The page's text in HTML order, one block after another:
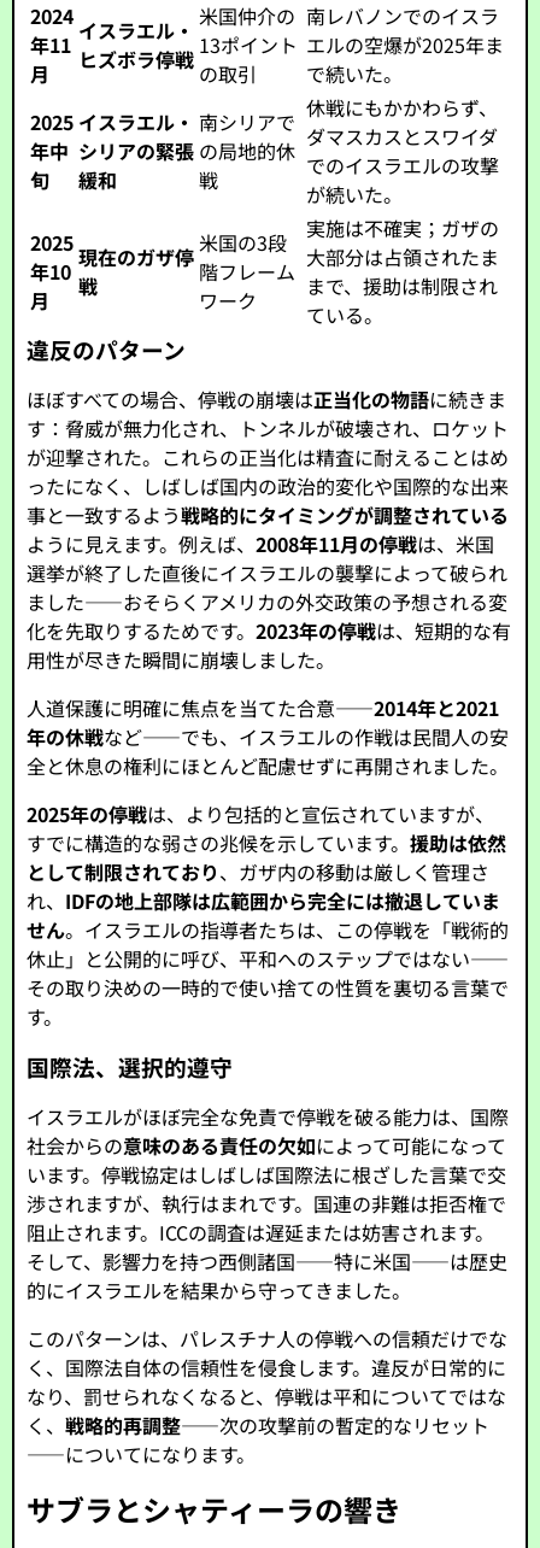
2024
年11
月
イスラエル・
ヒズボラ停戦
米国仲介の
13ポイント
の取引
南レバノンでのイスラ
エルの空爆が2025年ま
で続いた。
2025
年中
旬
イスラエル・
シリアの緊張
緩和
南シリアで
の局地的休
戦
休戦にもかかわらず、
ダマスカスとスワイダ
でのイスラエルの攻撃
が続いた。
2025
年10
月
現在のガザ停
戦
米国の3段
階フレーム
ワーク
実施は不確実；ガザの
大部分は占領されたま
まで、援助は制限され
ている。
違反のパターン
ほぼすべての場合、停戦の崩壊は正当化の物語に続きま
す：脅威が無力化され、トンネルが破壊され、ロケット
が迎撃された。これらの正当化は精査に耐えることはめ
ったになく、しばしば国内の政治的変化や国際的な出来
事と一致するよう戦略的にタイミングが調整されている
ように見えます。例えば、2008年11月の停戦は、米国
選挙が終了した直後にイスラエルの襲撃によって破られ
ました――おそらくアメリカの外交政策の予想される変
化を先取りするためです。2023年の停戦は、短期的な有
用性が尽きた瞬間に崩壊しました。
人道保護に明確に焦点を当てた合意――2014年と2021
年の休戦など――でも、イスラエルの作戦は民間人の安
全と休息の権利にほとんど配慮せずに再開されました。
2025年の停戦は、より包括的と宣伝されていますが、
すでに構造的な弱さの兆候を示しています。援助は依然
として制限されており、ガザ内の移動は厳しく管理さ
れ、 IDFの地上部隊は広範囲から完全には撤退していま
せん。イスラエルの指導者たちは、この停戦を「戦術的
休止」と公開的に呼び、平和へのステップではない――
その取り決めの一時的で使い捨ての性質を裏切る言葉で
す。
国際法、選択的遵守
イスラエルがほぼ完全な免責で停戦を破る能力は、国際
社会からの意味のある責任の欠如によって可能になって
います。停戦協定はしばしば国際法に根ざした言葉で交
渉されますが、執行はまれです。国連の非難は拒否権で
阻止されます。ICCの調査は遅延または妨害されます。
そして、影響力を持つ西側諸国――特に米国――は歴史
的にイスラエルを結果から守ってきました。
このパターンは、パレスチナ人の停戦への信頼だけでな
く、国際法自体の信頼性を侵食します。違反が日常的に
なり、罰せられなくなると、停戦は平和についてではな
く、戦略的再調整――次の攻撃前の暫定的なリセット
――についてになります。
サブラとシャティーラの響き